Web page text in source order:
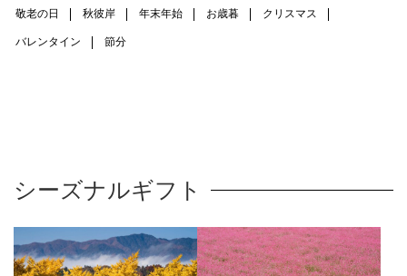
敬老の日 秋彼岸 年末年始 お歳暮 クリスマス
バレンタイン 節分
シーズナルギフト